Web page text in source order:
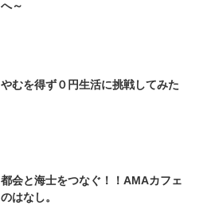
へ～
やむを得ず０円生活に挑戦してみた
都会と海士をつなぐ！！AMAカフェ
のはなし。